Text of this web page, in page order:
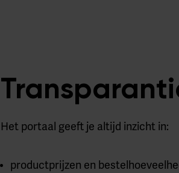
Het portaal geeft je altijd inzicht in:
productprijzen en